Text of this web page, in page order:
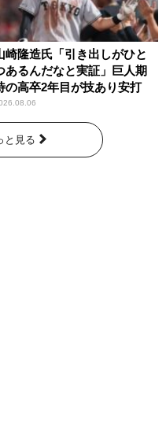
崎隆造氏「引き出しがひと
あるんだなと実証」巨人期
の高卒2年目が技あり安打
と見る